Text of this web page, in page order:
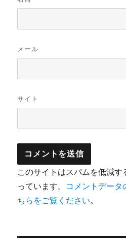
メール
サイト
このサイトはスパムを低減
っています。 コメントデータ
ちらをご覧ください。